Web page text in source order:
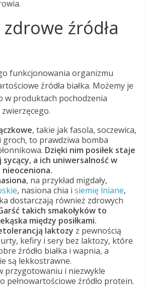
zdrowe źródła
funkcjonowania organizmu
źródła białka. Możemy je
w produktach pochodzenia
, takie jak fasola, soczewica,
groch, to prawdziwa bomba
Dzięki nim posiłek staje
sycący, a ich uniwersalność w
, na przykład migdały,
, nasiona chia isiemię lniane,
dostarczają również zdrowych
takich smakołyków to
między posiłkami.
laktozy z pewnością
kefiry i sery bez laktozy, które
źródło białka i wapnia, a
są lekkostrawne.
przygotowaniu i niezwykle
pełnowartościowe źródło protein.